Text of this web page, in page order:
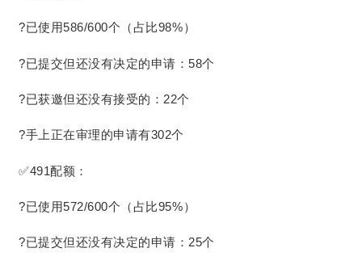
?已使用586/600个（占比98%）
?已提交但还没有决定的申请：58个
?已获邀但还没有接受的：22个
?手上正在审理的申请有302个
✅491配额：
?已使用572/600个（占比95%）
?已提交但还没有决定的申请：25个